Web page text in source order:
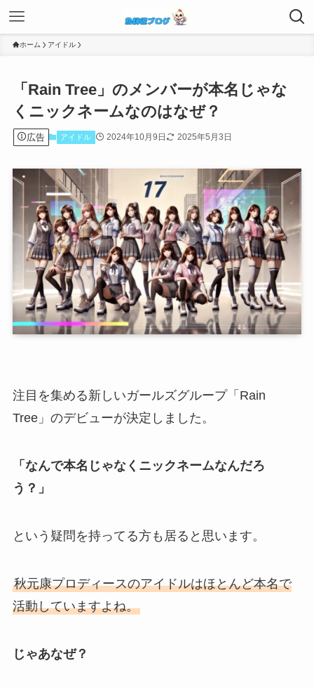
ホーム アイドル
「Rain Tree」のメンバーが本名じゃな
くニックネームなのはなぜ？
広告 アイドル 2024年10月9日 2025年5月3日
注目を集める新しいガールズグループ「Rain
Tree」のデビューが決定しました。
「なんで本名じゃなくニックネームなんだろ
う？」
という疑問を持ってる方も居ると思います。
秋元康プロディースのアイドルはほとんど本名で
活動していますよね。
じゃあなぜ？